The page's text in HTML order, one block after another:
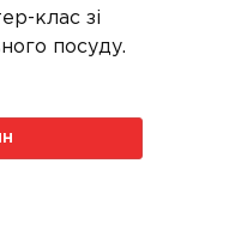
клас зі
посуду.